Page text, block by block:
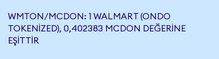
WMTON/MCDON: 1 WALMART (ONDO
TOKENIZED), 0,402383 MCDON DEĞERINE
EŞITTIR